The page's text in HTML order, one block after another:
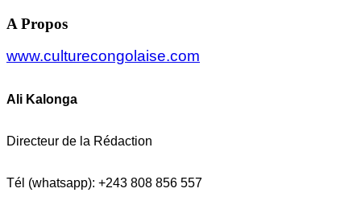
A Propos
www.culturecongolaise.com
Ali Kalonga
Directeur de la Rédaction
Tél (whatsapp): +243 808 856 557